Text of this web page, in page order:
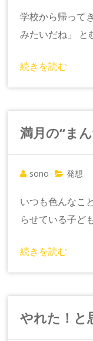
学校から帰って
みたいだね」 と
続きを読む
満月の“ま
sono 発想
いつも色んなこ
らせている子ど
続きを読む
やれた！と